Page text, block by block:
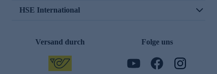
HSE International
Versand durch Folge uns